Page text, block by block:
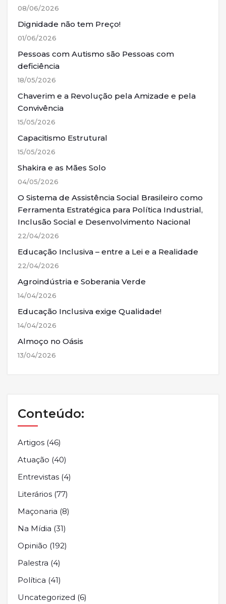
08/06/2026
Dignidade não tem Preço!
01/06/2026
Pessoas com Autismo são Pessoas com
deficiência
18/05/2026
Chaverim e a Revolução pela Amizade e pela
Convivência
15/05/2026
Capacitismo Estrutural
15/05/2026
Shakira e as Mães Solo
04/05/2026
O Sistema de Assistência Social Brasileiro como
Ferramenta Estratégica para Política Industrial,
Inclusão Social e Desenvolvimento Nacional
22/04/2026
Educação Inclusiva – entre a Lei e a Realidade
22/04/2026
Agroindústria e Soberania Verde
14/04/2026
Educação Inclusiva exige Qualidade!
14/04/2026
Almoço no Oásis
13/04/2026
Conteúdo:
Artigos (46)
Atuação (40)
Entrevistas (4)
Literários (77)
Maçonaria (8)
Na Mídia (31)
Opinião (192)
Palestra (4)
Política (41)
Uncategorized (6)